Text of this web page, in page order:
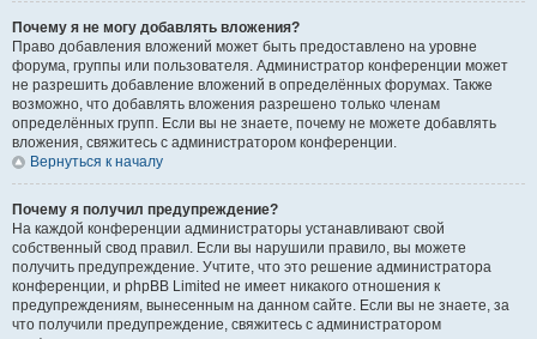
Почему я не могу добавлять вложения?
Право добавления вложений может быть предоставлено на уровне
форума, группы или пользователя. Администратор конференции может
не разрешить добавление вложений в определённых форумах. Также
возможно, что добавлять вложения разрешено только членам
определённых групп. Если вы не знаете, почему не можете добавлять
вложения, свяжитесь с администратором конференции.
Вернуться к началу
Почему я получил предупреждение?
На каждой конференции администраторы устанавливают свой
собственный свод правил. Если вы нарушили правило, вы можете
получить предупреждение. Учтите, что это решение администратора
конференции, и phpBB Limited не имеет никакого отношения к
предупреждениям, вынесенным на данном сайте. Если вы не знаете, за
что получили предупреждение, свяжитесь с администратором